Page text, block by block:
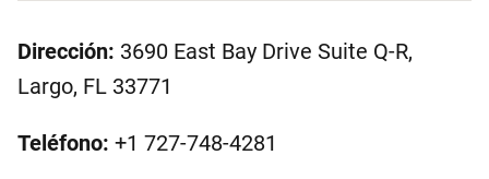
Dirección: 3690 East Bay Drive Suite Q-R,
Largo, FL 33771
Teléfono: +1 727-748-4281